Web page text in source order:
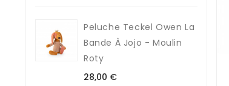
Peluche Teckel Owen La
Bande À Jojo - Moulin
Roty
28,00 €Prix